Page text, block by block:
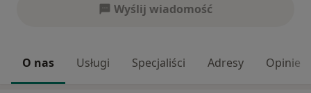
Wyślij wiadomość
O nas Usługi Specjaliści Adresy Opinie